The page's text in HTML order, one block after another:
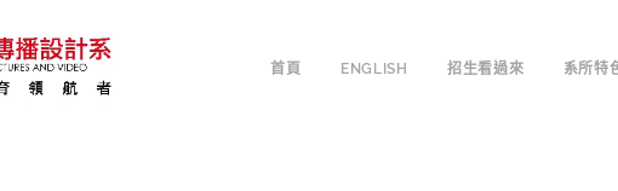
首頁 ENGLISH 招生看過來 系所特